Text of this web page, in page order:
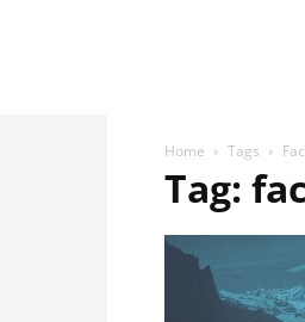
Home Tags
Tag: